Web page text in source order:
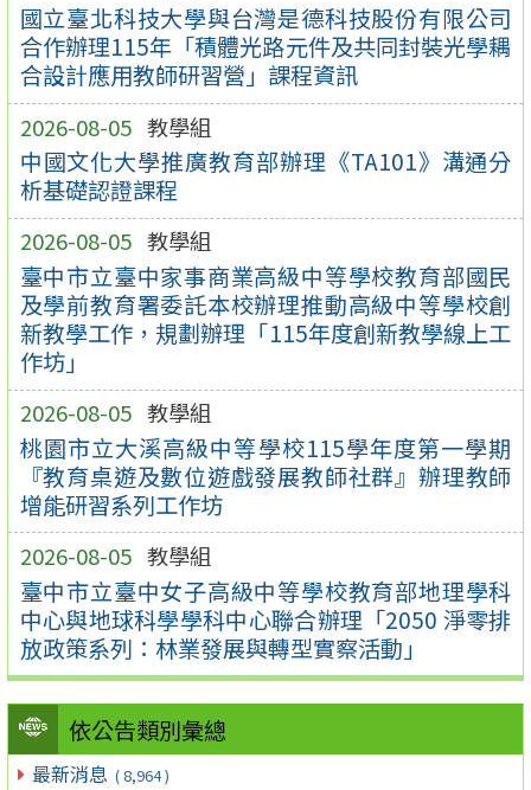
國立臺北科技大學與台灣是德科技股份有限公司
合作辦理115年「積體光路元件及共同封裝光學耦
合設計應用教師研習營」課程資訊
2026-08-05 教學組
中國文化大學推廣教育部辦理《TA101》溝通分
析基礎認證課程
2026-08-05 教學組
臺中市立臺中家事商業高級中等學校教育部國民
及學前教育署委託本校辦理推動高級中等學校創
新教學工作，規劃辦理「115年度創新教學線上工
作坊」
2026-08-05 教學組
桃園市立大溪高級中等學校115學年度第一學期
『教育桌遊及數位遊戲發展教師社群』辦理教師
增能研習系列工作坊
2026-08-05 教學組
臺中市立臺中女子高級中等學校教育部地理學科
中心與地球科學學科中心聯合辦理「2050 淨零排
放政策系列：林業發展與轉型實察活動」
依公告類別彙總
最新消息 ( 8,964 )